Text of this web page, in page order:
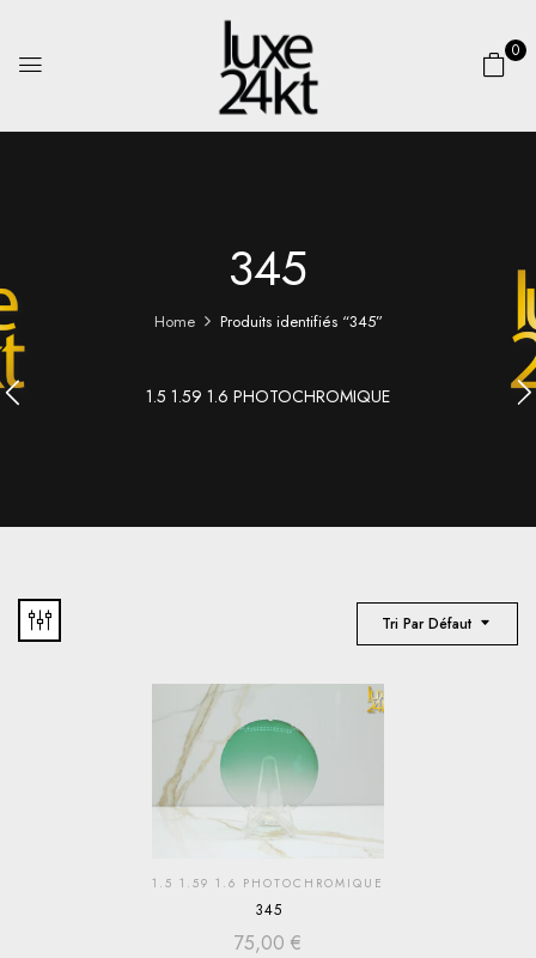
0
345
Home Produits identifiés “345”
1.5 1.59 1.6 PHOTOCHROMIQUE
Tri Par Défaut
1.5 1.59 1.6 PHOTOCHROMIQUE
345
75,00 €